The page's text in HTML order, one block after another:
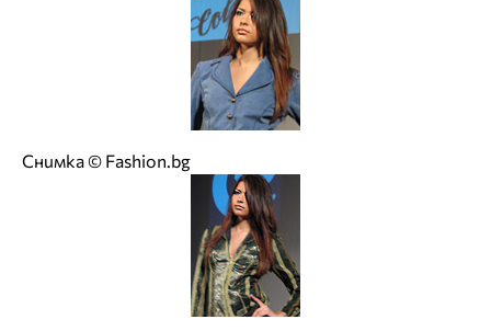
Снимка © Fashion.bg